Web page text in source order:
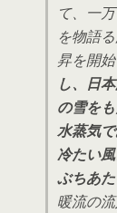
て、一
を物語
昇を開始
し、日
の雪を
水蒸気
冷たい
ぶちあ
暖流の